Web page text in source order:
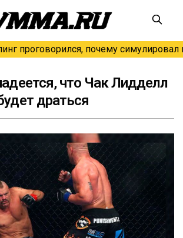
проговорился, почему симулировал
что Чак Лидделл
драться